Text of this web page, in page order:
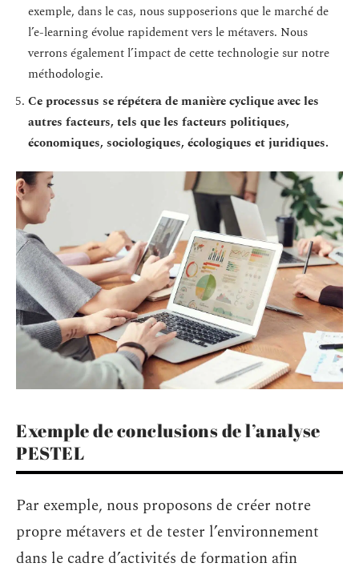
exemple, dans le cas, nous supposerions que le marché de
l’e-learning évolue rapidement vers le métavers. Nous
verrons également l’impact de cette technologie sur notre
méthodologie.
Ce processus se répétera de manière cyclique avec les
autres facteurs, tels que les facteurs politiques,
économiques, sociologiques, écologiques et juridiques.
Exemple de conclusions de l’analyse
PESTEL
Par exemple, nous proposons de créer notre
propre métavers et de tester l’environnement
dans le cadre d’activités de formation afin